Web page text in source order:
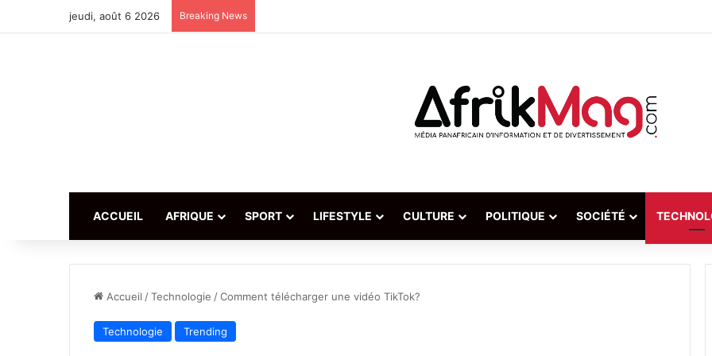
jeudi, août 6 2026 Breaking News
ACCUEIL AFRIQUE SPORT LIFESTYLE CULTURE POLITIQUE SOCIÉTÉ
Accueil /Technologie /Comment télécharger une vidéo TikTok?
Technologie Trending